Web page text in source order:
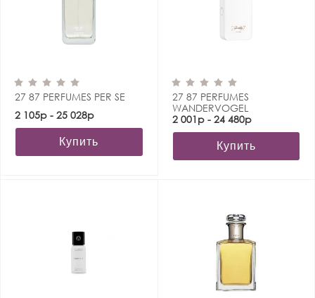
27 87 PERFUMES PER SE
2 105р - 25 028р
Купить
27 87 PERFUMES
WANDERVOGEL
2 001р - 24 480р
Купить